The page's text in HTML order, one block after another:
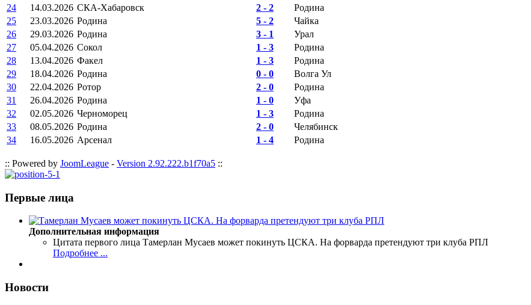
24
14.03.2026 СКА-Хабаровск 2 - 2
Родина
25
23.03.2026 Родина 5 - 2
Чайка
26
29.03.2026 Родина 3 - 1
Урал
27
05.04.2026 Сокол 1 - 3
Родина
28
13.04.2026 Факел 1 - 3
Родина
29
18.04.2026 Родина 0 - 0
Волга Ул
30
22.04.2026 Ротор 2 - 0
Родина
31
26.04.2026 Родина 1 - 0
Уфа
32
02.05.2026 Черноморец 1 - 3
Родина
33
08.05.2026 Родина 2 - 0
Челябинск
34
16.05.2026 Арсенал 1 - 4 Родина
:: Powered by JoomLeague - Version 2.92.222.b1f70a5 ::
Первые лица
Дополнительная информация
Цитата первого лица Тамерлан Мусаев может покинуть ЦСКА. На форварда претендуют три клуба РПЛ
Подробнее ...
Новости